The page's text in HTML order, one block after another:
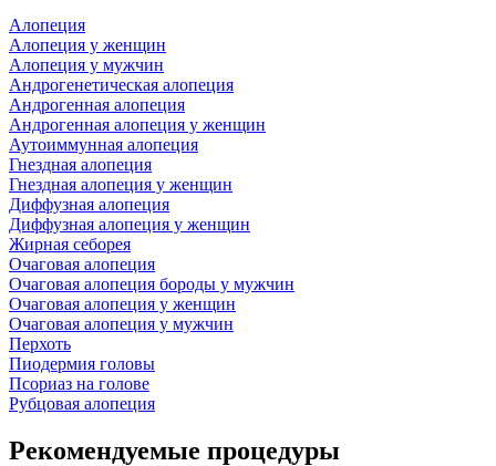
Алопеция
Алопеция у женщин
Алопеция у мужчин
Андрогенетическая алопеция
Андрогенная алопеция
Андрогенная алопеция у женщин
Аутоиммунная алопеция
Гнездная алопеция
Гнездная алопеция у женщин
Диффузная алопеция
Диффузная алопеция у женщин
Жирная себорея
Очаговая алопеция
Очаговая алопеция бороды у мужчин
Очаговая алопеция у женщин
Очаговая алопеция у мужчин
Перхоть
Пиодермия головы
Псориаз на голове
Рубцовая алопеция
Рекомендуемые процедуры